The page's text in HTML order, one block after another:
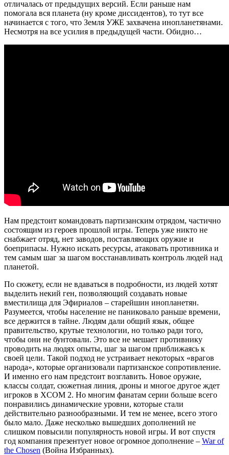
отличалась от предыдущих версий. Если раньше нам
помогала вся планета (ну кроме диссидентов), то тут все
начинается с того, что Земля УЖЕ захвачена инопланетянами.
Несмотря на все усилия в предыдущей части. Обидно…
Нам предстоит командовать партизанским отрядом, частично
состоящим из героев прошлой игры. Теперь уже никто не
снабжает отряд, нет заводов, поставляющих оружие и
боеприпасы. Нужно искать ресурсы, атаковать противника и
тем самым шаг за шагом восстанавливать контроль людей над
планетой.
По сюжету, если не вдаваться в подробности, из людей хотят
выделить некий ген, позволяющий создавать новые
вместилища для Эфириалов – старейшин инопланетян.
Разумеется, чтобы население не паниковало раньше времени,
все держится в тайне. Людям дали общий язык, общее
правительство, крутые технологии, но только ради того,
чтобы они не бунтовали. Это все не мешает противнику
проводить на людях опыты, шаг за шагом приближаясь к
своей цели. Такой подход не устраивает некоторых «врагов
народа», которые организовали партизанское сопротивление.
И именно его нам предстоит возглавить. Новое оружие,
классы солдат, сюжетная линия, дроны и многое другое ждет
игроков в XCOM 2. Но многим фанатам серии больше всего
понравились динамические уровни, которые стали
действительно разнообразными. И тем не менее, всего этого
было мало. Даже несколько вышедших дополнений не
слишком повысили популярность новой игры. И вот спустя
год компания презентует новое огромное дополнение – War of
the Chosen (Война Избранных).